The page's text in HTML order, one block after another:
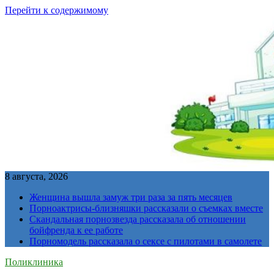
Перейти к содержимому
8 августа, 2026
Женщина вышла замуж три раза за пять месяцев
Порноактрисы-близняшки рассказали о съемках вместе
Скандальная порнозвезда рассказала об отношении
бойфренда к ее работе
Порномодель рассказала о сексе с пилотами в самолете
Поликлиника